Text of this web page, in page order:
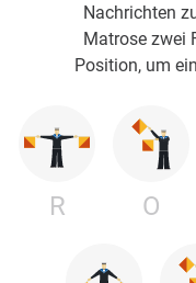
Nachrichten
Matrose zwei
Position, um
R O